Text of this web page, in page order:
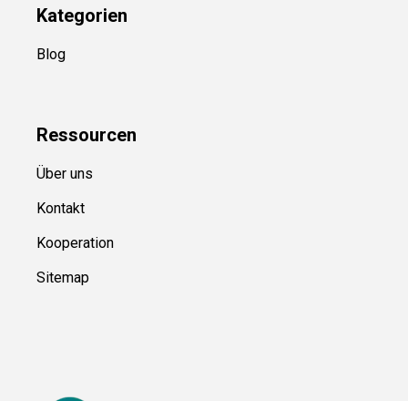
Kategorien
Blog
Ressourcen
Über uns
Kontakt
Kooperation
Sitemap